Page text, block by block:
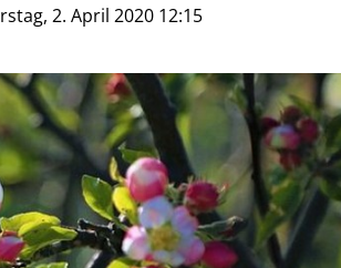
2. April 2020 12:15